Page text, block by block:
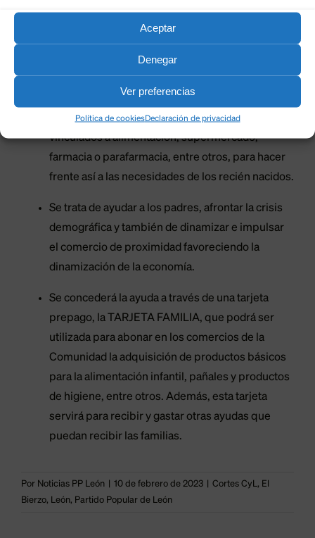
Aceptar
Denegar
Ver preferencias
Política de cookiesDeclaración de privacidad
recién nacido. El bono subvencionará los gastos
que les supone a las familias el nacimiento de sus
hijas e hijos o la adopción de menores. El dinero
deberá gastarse en comercios autonómicos
vinculados a alimentación, supermercado,
farmacia o parafarmacia, entre otros, para hacer
frente así a las necesidades de los recién nacidos.
Se trata de ayudar a los padres, afrontar la crisis
demográfica y también de dinamizar e impulsar
el comercio de proximidad favoreciendo la
dinamización de la economía.
Se concederá la ayuda a través de una tarjeta
prepago, la TARJETA FAMILIA, que podrá ser
utilizada para abonar en los comercios de la
Comunidad la adquisición de productos básicos
para la alimentación infantil, pañales y productos
de higiene, entre otros. Además, esta tarjeta
servirá para recibir y gastar otras ayudas que
puedan recibir las familias.
Por Noticias PP León 10 de febrero de 2023 Cortes CyL, El
Bierzo, León, Partido Popular de León